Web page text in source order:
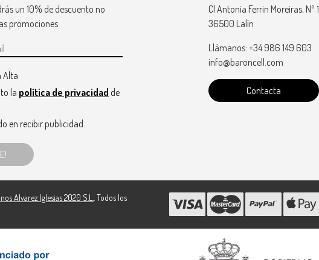
un 10% de descuento no
promociones
Alta
la política de privacidad de
en recibir publicidad.
Cl Antonia Ferrin Moreiras, Nº 1
36500 Lalín
Llámanos: +34 986 149 603
info@baroncell.com
Contacta
Alvarez Iglesias 2020 S.L.
. Todos los